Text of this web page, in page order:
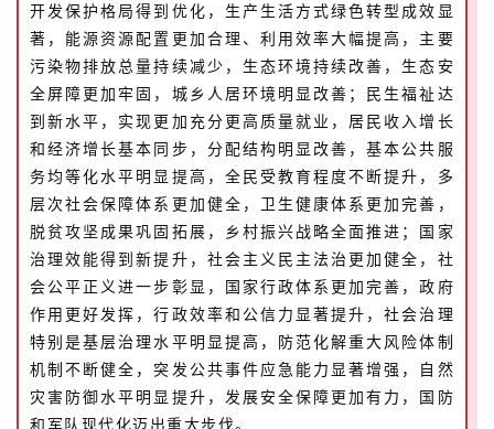
容
易
寫
錯
用
錯
的
繁
體
字
一
百
例
开发保护格局得到优化，生产生活方式绿色转型成效显
著，能源资源配置更加合理、利用效率大幅提高，主要
污染物排放总量持续减少，生态环境持续改善，生态安
全屏障更加牢固，城乡人居环境明显改善；民生福祉达
到新水平，实现更加充分更高质量就业，居民收入增长
和经济增长基本同步，分配结构明显改善，基本公共服
务均等化水平明显提高，全民受教育程度不断提升，多
层次社会保障体系更加健全，卫生健康体系更加完善，
脱贫攻坚成果巩固拓展，乡村振兴战略全面推进；国家
治理效能得到新提升，社会主义民主法治更加健全，社
会公平正义进一步彰显，国家行政体系更加完善，政府
作用更好发挥，行政效率和公信力显著提升，社会治理
特别是基层治理水平明显提高，防范化解重大风险体制
机制不断健全，突发公共事件应急能力显著增强，自然
灾害防御水平明显提升，发展安全保障更加有力，国防
和军队现代化迈出重大步伐。